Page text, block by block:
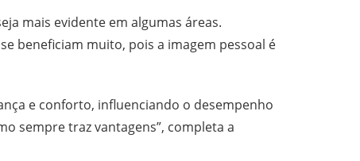
mais evidente em algumas áreas.
beneficiam muito, pois a imagem pessoal é
e conforto, influenciando o desempenho
sempre traz vantagens”, completa a